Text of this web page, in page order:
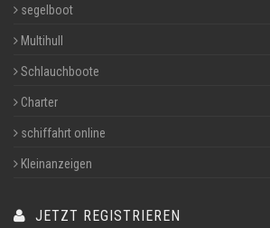
segelboot
Multihull
Schlauchboote
Charter
schiffahrt online
Kleinanzeigen
JETZT REGISTRIEREN